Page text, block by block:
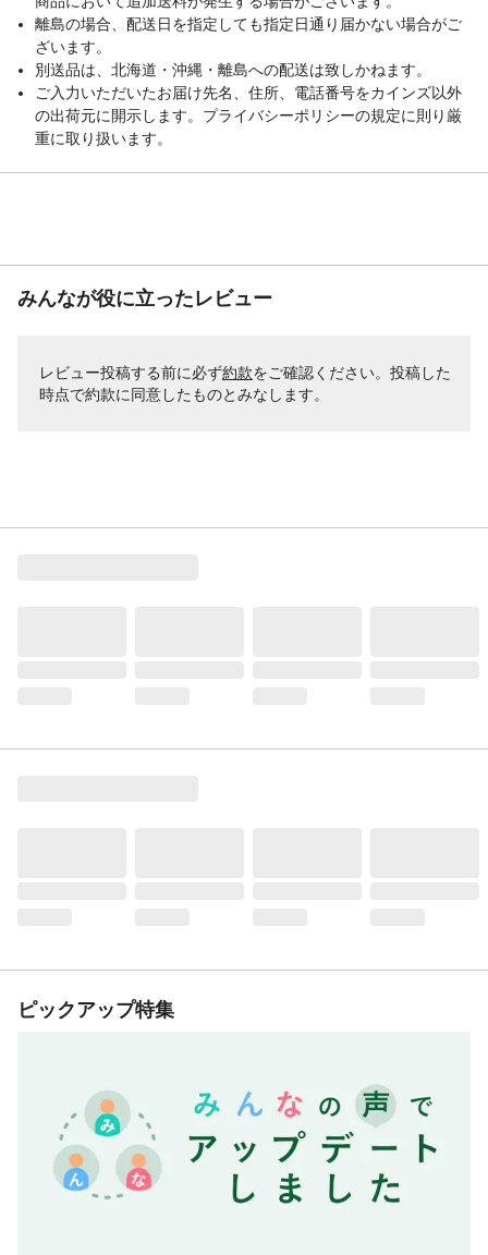
離島の場合、配送日を指定しても指定日通り届かない場合がご
ざいます。
別送品は、北海道・沖縄・離島への配送は致しかねます。
ご入力いただいたお届け先名、住所、電話番号をカインズ以外
の出荷元に開示します。プライバシーポリシーの規定に則り厳
重に取り扱います。
みんなが役に立ったレビュー
レビュー投稿する前に必ず約款をご確認ください。投稿した
時点で約款に同意したものとみなします。
ピックアップ特集